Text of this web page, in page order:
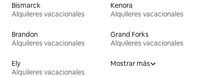
Bismarck
Alquileres vacacionales
Kenora
Alquileres vacacionales
Brandon
Alquileres vacacionales
Grand Forks
Alquileres vacacionales
Ely
Alquileres vacacionales
Mostrar más